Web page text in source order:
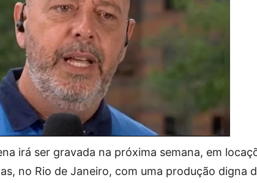
irá ser gravada na próxima semana, em
no Rio de Janeiro, com uma produção digna